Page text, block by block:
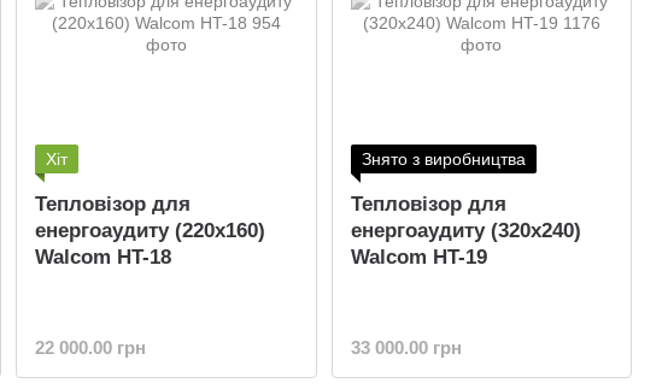
Хіт
Тепловізор для
енергоаудиту (220x160)
Walcom HT-18
22 000.00 грн
Знято з виробництва
Тепловізор для
енергоаудиту (320x240)
Walcom HT-19
33 000.00 грн